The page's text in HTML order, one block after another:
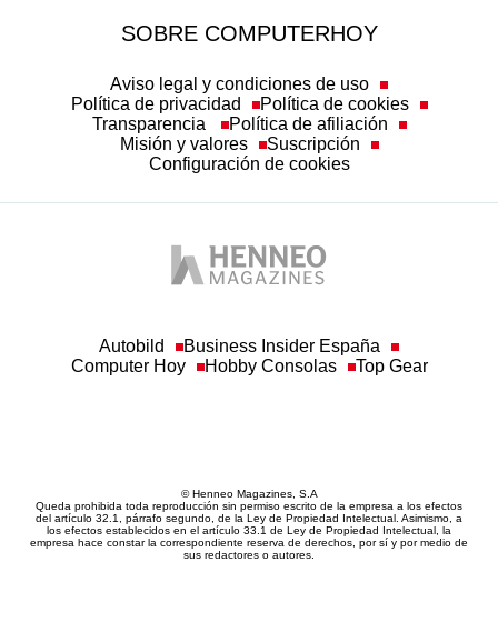
SOBRE COMPUTERHOY
Aviso legal y condiciones de uso
Política de privacidad
Política de cookies
Transparencia
Política de afiliación
Misión y valores
Suscripción
Configuración de cookies
Autobild
Business Insider España
Computer Hoy
Hobby Consolas Top Gear
© Henneo Magazines, S.A
Queda prohibida toda reproducción sin permiso escrito de la empresa a los efectos
del artículo 32.1, párrafo segundo, de la Ley de Propiedad Intelectual. Asimismo, a
los efectos establecidos en el artículo 33.1 de Ley de Propiedad Intelectual, la
empresa hace constar la correspondiente reserva de derechos, por sí y por medio de
sus redactores o autores.